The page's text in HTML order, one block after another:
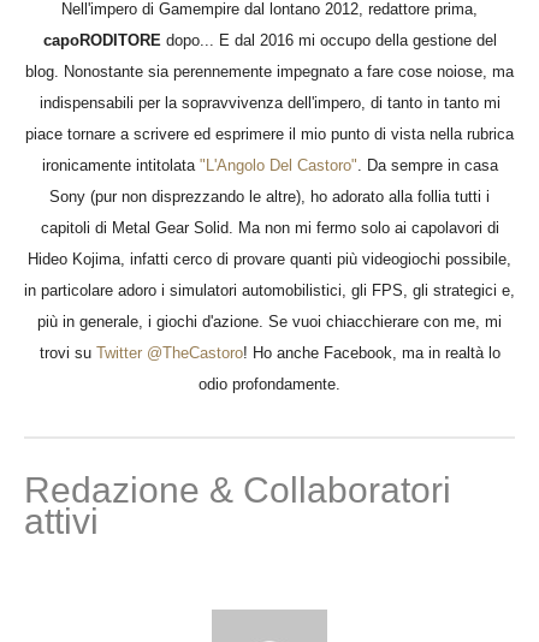
Nell'impero di Gamempire dal lontano 2012, redattore prima,
capoRODITOREdopo... E dal 2016 mi occupo della gestione del
blog. Nonostante sia perennemente impegnato a fare cose noiose, ma
indispensabili per la sopravvivenza dell'impero, di tanto in tanto mi
piace tornare a scrivere ed esprimere il mio punto di vista nella rubrica
ironicamente intitolata "L'Angolo Del Castoro". Da sempre in casa
Sony (pur non disprezzando le altre), ho adorato alla follia tutti i
capitoli di Metal Gear Solid. Ma non mi fermo solo ai capolavori di
Hideo Kojima, infatti cerco di provare quanti più videogiochi possibile,
in particolare adoro i simulatori automobilistici, gli FPS, gli strategici e,
più in generale, i giochi d'azione. Se vuoi chiacchierare con me, mi
trovi su Twitter @TheCastoro! Ho anche Facebook, ma in realtà lo
odio profondamente.
Redazione & Collaboratori
attivi